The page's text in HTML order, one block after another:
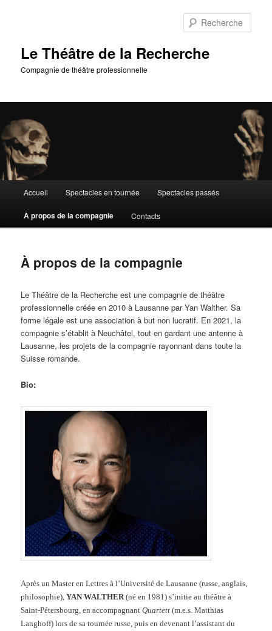
Le Théâtre de la Recherche
Compagnie de théâtre professionnelle
principal
Accueil Spectacles en tournée Spectacles passés
À propos de la compagnie Contacts
À propos de la compagnie
Le Théâtre de la Recherche est une compagnie de théâtre
professionnelle créée en 2010 à Lausanne par Yan Walther. Sa
forme légale est une association à but non lucratif. En 2021, la
compagnie s’établit à Neuchâtel, tout en gardant une antenne à
Lausanne, les projets de la compagnie rayonnant dans toute la
Suisse romande.
Bio:
Après un Master en Lettres à l’Université de Lausanne (russe, anglais,
philosophie),YAN WALTHER (né en 1981) s’initie au théâtre à
Saint-Pétersbourg, en accompagnantQuartett (m.e.s. Matthias
Langhoff) lors de sa tournée russe, puis en devenant l’assistant du